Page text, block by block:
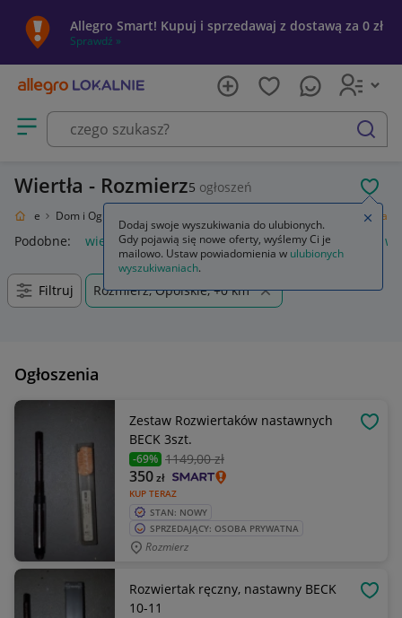
Allegro Smart! Kupuj i sprzedawaj z dostawą za 0 zł
Sprawdź »
Otwórz menu z kategoriami
szukaj
Wiertła - Rozmierz5 ogłoszeń
Dom i Ogród Wiertła
Podobne: wiertła wiertła do metalu wiertła do drewna
Filtruj Rozmierz, Opolskie, +0 km
Ogłoszenia
Zestaw Rozwiertaków nastawnych
BECK 3szt.
-69% 1149,00 zł
KUP TERAZ
350zł
STAN: NOWY
SPRZEDAJĄCY: OSOBA PRYWATNA
Rozmierz
Rozwiertak ręczny, nastawny BECK
10-11
Dodaj swoje wyszukiwania do ulubionych.
Gdy pojawią się nowe oferty, wyślemy Ci je
mailowo. Ustaw powiadomienia w ulubionych
wyszukiwaniach.